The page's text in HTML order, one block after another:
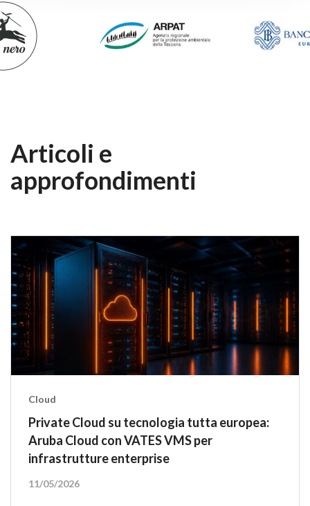
Articoli e
approfondimenti
Cloud
Private Cloud su tecnologia tutta europea:
Aruba Cloud con VATES VMS per
infrastrutture enterprise
11/05/2026